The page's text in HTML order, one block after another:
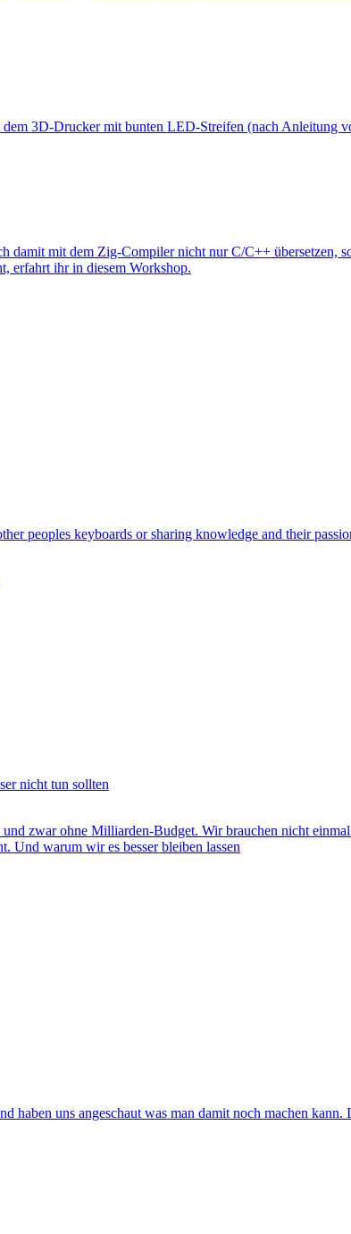
3D-Drucker mit bunten LED-Streifen (nach Anleitung
damit mit dem Zig-Compiler nicht nur C/C++ übersetzen,
erfahrt ihr in diesem Workshop.
peoples keyboards or sharing knowledge and their
nicht tun sollten
zwar ohne Milliarden-Budget. Wir brauchen nicht
Und warum wir es besser bleiben lassen
haben uns angeschaut was man damit noch machen